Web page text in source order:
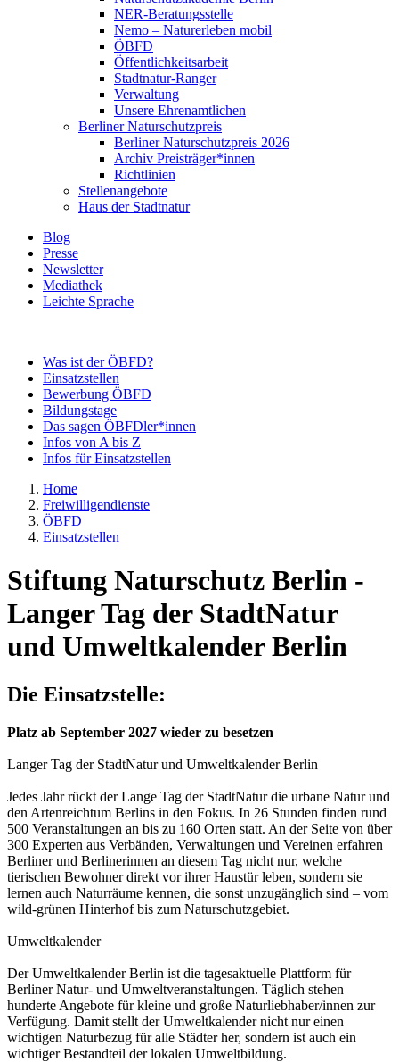
NER-Beratungsstelle
Nemo – Naturerleben mobil
ÖBFD
Öffentlichkeitsarbeit
Stadtnatur-Ranger
Verwaltung
Unsere Ehrenamtlichen
Berliner Naturschutzpreis
Berliner Naturschutzpreis 2026
Archiv Preisträger*innen
Richtlinien
Stellenangebote
Haus der Stadtnatur
Blog
Presse
Newsletter
Mediathek
Leichte Sprache
Was ist der ÖBFD?
Einsatzstellen
Bewerbung ÖBFD
Bildungstage
Das sagen ÖBFDler*innen
Infos von A bis Z
Infos für Einsatzstellen
Home
Freiwilligendienste
ÖBFD
Einsatzstellen
Stiftung Naturschutz Berlin -
Langer Tag der StadtNatur
und Umweltkalender Berlin
Die Einsatzstelle:
Platz ab September 2027 wieder zu besetzen
Langer Tag der StadtNatur und Umweltkalender Berlin
Jedes Jahr rückt der Lange Tag der StadtNatur die urbane Natur und
den Artenreichtum Berlins in den Fokus. In 26 Stunden finden rund
500 Veranstaltungen an bis zu 160 Orten statt. An der Seite von über
300 Experten aus Verbänden, Verwaltungen und Vereinen erfahren
Berliner und Berlinerinnen an diesem Tag nicht nur, welche
tierischen Bewohner direkt vor ihrer Haustür leben, sondern sie
lernen auch Naturräume kennen, die sonst unzugänglich sind – vom
wild-grünen Hinterhof bis zum Naturschutzgebiet.
Umweltkalender
Der Umweltkalender Berlin ist die tagesaktuelle Plattform für
Berliner Natur- und Umweltveranstaltungen. Täglich stehen
hunderte Angebote für kleine und große Naturliebhaber/innen zur
Verfügung. Damit stellt der Umweltkalender nicht nur einen
wichtigen Naturbezug für alle Städter her, sondern ist auch ein
wichtiger Bestandteil der lokalen Umweltbildung.